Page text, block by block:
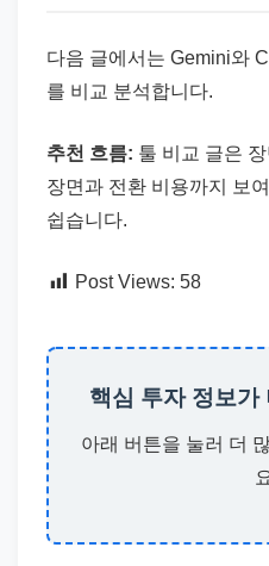
다음 글에서는 Gemini와
를 비교 분석합니다.
추천 흐름: 툴 비교 글은
장면과 전환 비용까지 보
쉽습니다.
Post Views: 58
핵심 투자 정보가
아래 버튼을 눌러 더